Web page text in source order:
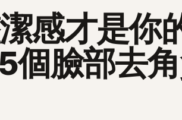
感才是你
個臉部去